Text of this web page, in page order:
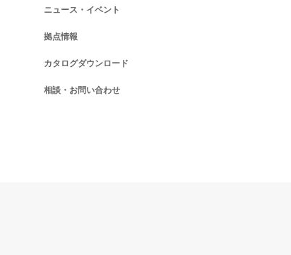
ニュース・イベント
拠点情報
カタログダウンロード
相談・お問い合わせ